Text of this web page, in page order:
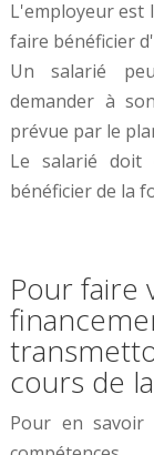
L'employeur est
faire bénéficier
Un salarié
demander à
prévue par le
Le salarié doit
bénéficier de la
Pour faire
cours de
Pour en savoir